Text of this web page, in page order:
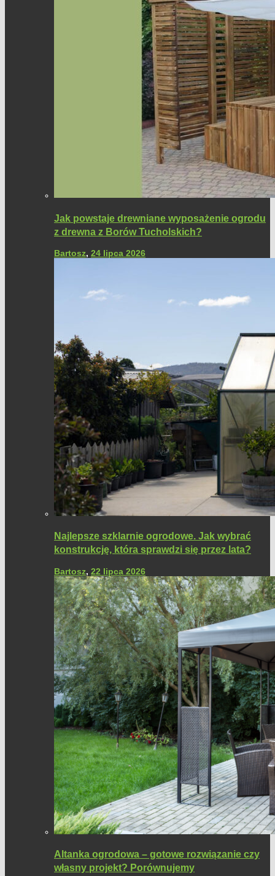
Jak powstaje drewniane wyposażenie ogrodu
z drewna z Borów Tucholskich?
Bartosz, 24 lipca 2026
Najlepsze szklarnie ogrodowe. Jak wybrać
konstrukcję, która sprawdzi się przez lata?
Bartosz, 22 lipca 2026
Altanka ogrodowa – gotowe rozwiązanie czy
własny projekt? Porównujemy